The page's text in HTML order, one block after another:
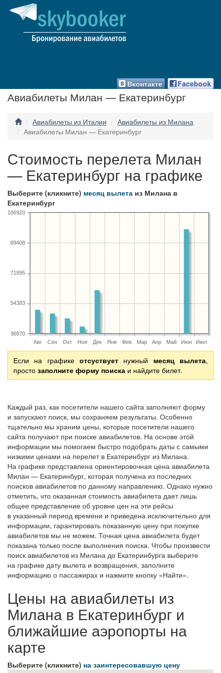
Facebook
Вконтакте
Авиабилеты Милан — Екатеринбург
Авиабилеты из Италии
Авиабилеты из Милана
Авиабилеты Милан — Екатеринбург
Стоимость перелета Милан
— Екатеринбург на графике
Выберите (кликните) месяц вылета из Милана в
Екатеринбург
Авг Сен Окт Ноя Дек Янв Фев Мар Апр Май Июн Июл
36870
54383
71895
89408
106920
Если на графике отсуствует нужный месяц вылета,
простозаполните форму поиска и найдите билет.
Каждый раз, как посетители нашего сайта заполняют форму
и запускают поиск, мы сохраняем результаты. Особенно
тщательно мы храним цены, которые посетители нашего
сайта получают при поиске авиабилетов. На основе этой
информации мы помогаем быстро подобрать даты с самыми
низкими ценами на перелет в Екатеринбург из Милана.
На графике представлена ориентировочная цена авиабилета
Милан — Екатеринбург, которая получена из последних
поисков авиабилетов по данному направлению. Однако нужно
отметить, что оказанная стоимость авиабилета дает лишь
общее представление об уровне цен на эти рейсы
в указанный период времени и приведена исключительно для
информации, гарантировать показанную цену при покупке
авиабилетов мы не можем. Точная цена авиабилета будет
показана только после выполнения поиска. Чтобы произвести
поиск авиабилетов из Милана до Екатеринбурга выберите
на графике дату вылета и возвращения, заполните
информацию о пассажирах и нажмите кнопку «Найти».
Цены на авиабилеты из
Милана в Екатеринбург и
ближайшие аэропорты на
карте
Выберите (кликните) на заинтересовавшую цену